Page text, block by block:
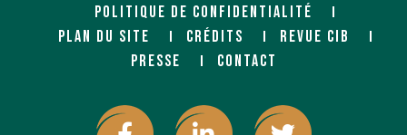
POLITIQUE DE CONFIDENTIALITÉ
PLAN DU SITE
CRÉDITS
REVUE CIB
PRESSE
CONTACT